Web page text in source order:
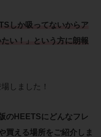
しか吸ってないから ア
たい！」という方に朗報
しました！
のHEETSにどんなフレ
買える場所をご紹介しま